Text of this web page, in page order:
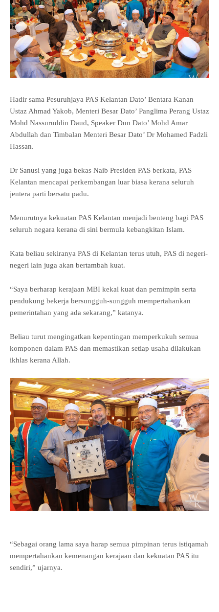
Hadir sama Pesuruhjaya PAS Kelantan Dato’ Bentara Kanan
Ustaz Ahmad Yakob, Menteri Besar Dato’ Panglima Perang Ustaz
Mohd Nassuruddin Daud, Speaker Dun Dato’ Mohd Amar
Abdullah dan Timbalan Menteri Besar Dato’ Dr Mohamed Fadzli
Hassan.
Dr Sanusi yang juga bekas Naib Presiden PAS berkata, PAS
Kelantan mencapai perkembangan luar biasa kerana seluruh
jentera parti bersatu padu.
Menurutnya kekuatan PAS Kelantan menjadi benteng bagi PAS
seluruh negara kerana di sini bermula kebangkitan Islam.
Kata beliau sekiranya PAS di Kelantan terus utuh, PAS di negeri-
negeri lain juga akan bertambah kuat.
“Saya berharap kerajaan MBI kekal kuat dan pemimpin serta
pendukung bekerja bersungguh-sungguh mempertahankan
pemerintahan yang ada sekarang,” katanya.
Beliau turut mengingatkan kepentingan memperkukuh semua
komponen dalam PAS dan memastikan setiap usaha dilakukan
ikhlas kerana Allah.
“Sebagai orang lama saya harap semua pimpinan terus istiqamah
mempertahankan kemenangan kerajaan dan kekuatan PAS itu
sendiri,” ujarnya.